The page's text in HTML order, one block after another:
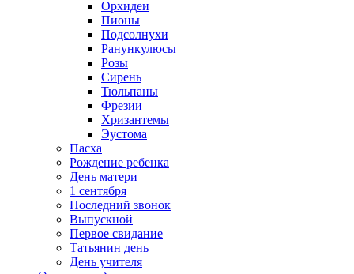
Орхидеи
Пионы
Подсолнухи
Ранункулюсы
Розы
Сирень
Тюльпаны
Фрезии
Хризантемы
Эустома
Пасха
Рождение ребенка
День матери
1 сентября
Последний звонок
Выпускной
Первое свидание
Татьянин день
День учителя